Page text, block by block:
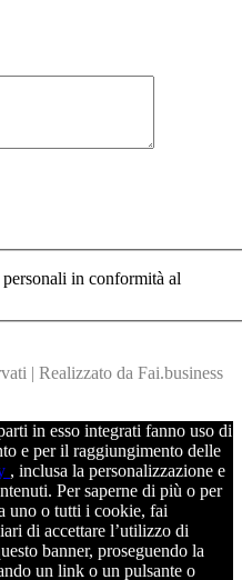
in conformità al
| Realizzato da Fai.business
in esso integrati fanno uso di
e per il raggiungimento delle
, inclusa la personalizzazione e
Per saperne di più o per
uno o tutti i cookie, fai
di accettare l’utilizzo di
banner, proseguendo la
un link o un pulsante o